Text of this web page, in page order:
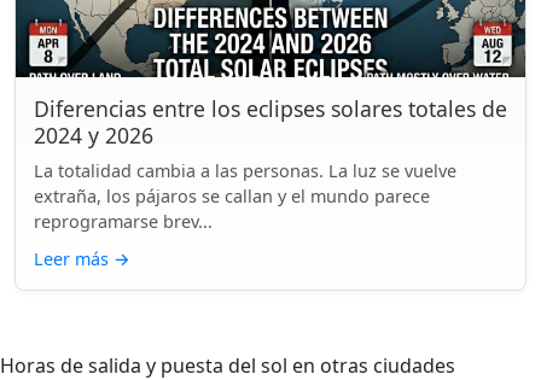
Diferencias entre los eclipses solares totales de
2024 y 2026
La totalidad cambia a las personas. La luz se vuelve
extraña, los pájaros se callan y el mundo parece
reprogramarse brev...
Leer más →
Horas de salida y puesta del sol en otras ciudades